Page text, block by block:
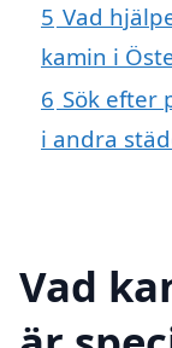
5 Vad
kamin i
6 Sök efter
i andra
Vad